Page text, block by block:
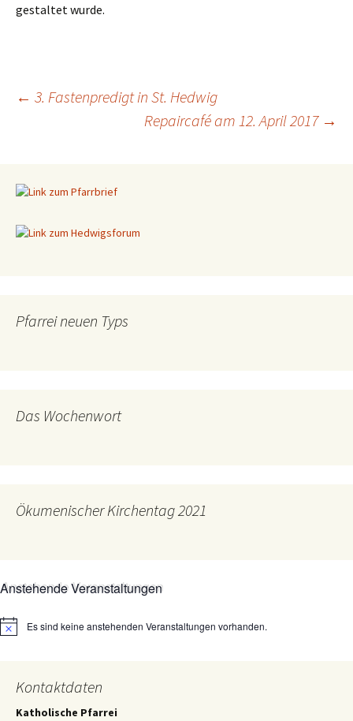
gestaltet wurde.
Beitragsnavigation
← 3. Fastenpredigt in St. Hedwig
Repaircafé am 12. April 2017 →
Pfarrei neuen Typs
Das Wochenwort
Ökumenischer Kirchentag 2021
Anstehende Veranstaltungen
HinweisEs sind keine anstehenden Veranstaltungen vorhanden.
Kontaktdaten
Katholische Pfarrei